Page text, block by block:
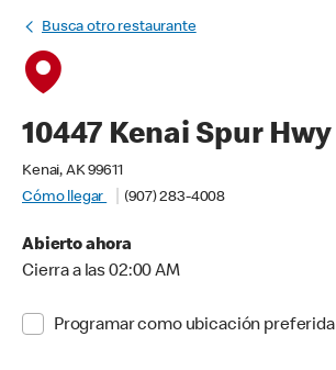
Busca otro restaurante
10447 Kenai Spur Hwy
Kenai, AK 99611
Cómo llegar
(907) 283-4008
Abierto ahora
Cierra a las 02:00 AM
Programar como ubicación preferida